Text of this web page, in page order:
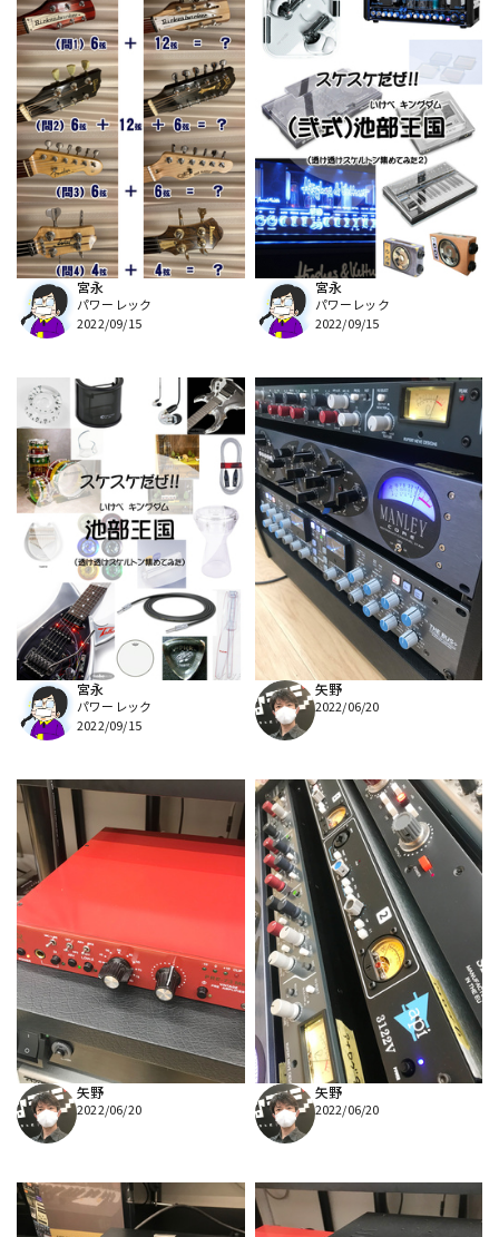
宮永
パワーレック
2022/09/15
宮永
パワーレック
2022/09/15
宮永
パワーレック
2022/09/15
矢野
2022/06/20
矢野
2022/06/20
矢野
2022/06/20